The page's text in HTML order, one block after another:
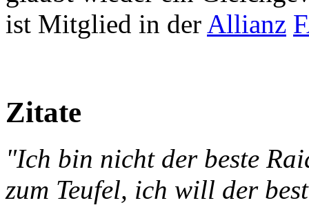
ist Mitglied in der Allianz
Zitate
"Ich bin nicht der beste
zum Teufel, ich will der